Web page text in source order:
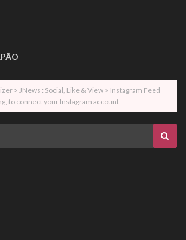
> JNews : Social, Like & View > Instagram Feed
to connect your Instagram account.